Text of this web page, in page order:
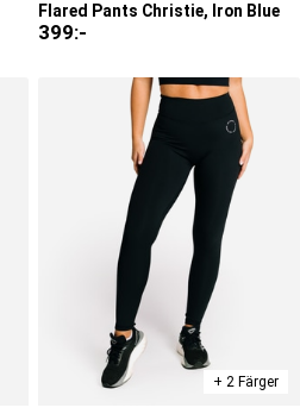
Flared Pants Christie, Iron Blue
399:-
+ 2 Färger